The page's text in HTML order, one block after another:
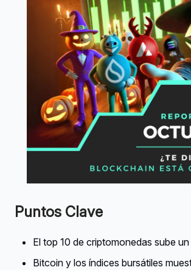
Puntos Clave
El top 10 de criptomonedas sube
Bitcoin y los índices bursátiles